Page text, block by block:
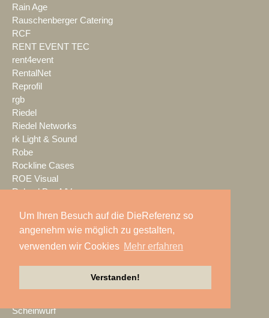
Um Ihren Besuch auf die DieReferenz so
angenehm wie möglich zu gestalten,
verwenden wir Cookies Mehr erfahren
Verstanden!
Rain Age
Rauschenberger Catering
RCF
RENT EVENT TEC
rent4event
RentalNet
Reprofil
rgb
Riedel
Riedel Networks
rk Light & Sound
Robe
Rockline Cases
ROE Visual
Roland Pro A/V
RØDE
S.E.A. Vertrieb
Salzbrenner
Scheinwurf